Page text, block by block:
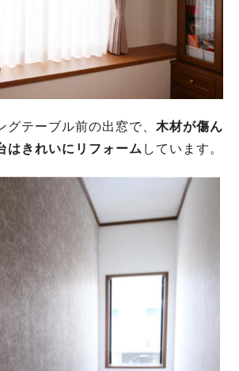
グテーブル前の出窓で、 木材が傷ん
はきれいにリフォーム しています。